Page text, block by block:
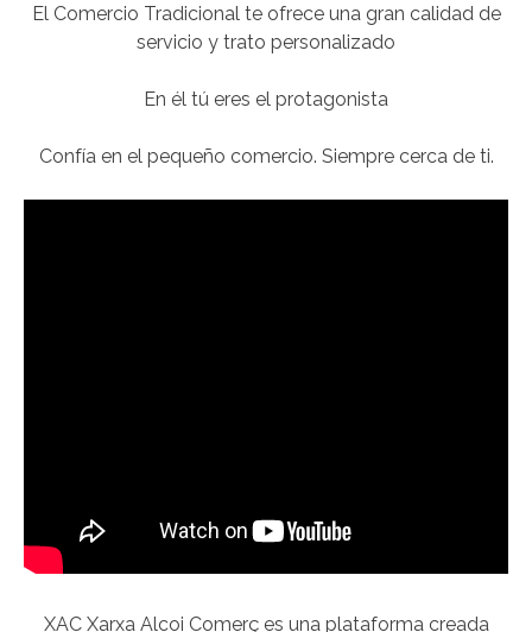
El Comercio Tradicional te ofrece una gran calidad de
servicio y trato personalizado
En él tú eres el protagonista
Confía en el pequeño comercio. Siempre cerca de ti.
XAC Xarxa Alcoi Comerç es una plataforma creada